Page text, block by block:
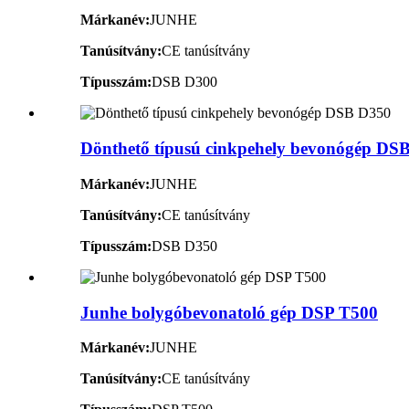
Márkanév:JUNHE
Tanúsítvány:CE tanúsítvány
Típusszám:DSB D300
Dönthető típusú cinkpehely bevonógép
Márkanév:JUNHE
Tanúsítvány:CE tanúsítvány
Típusszám:DSB D350
Junhe bolygóbevonatoló gép DSP T500
Márkanév:JUNHE
Tanúsítvány:CE tanúsítvány